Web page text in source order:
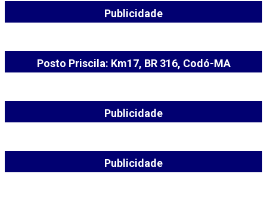
Publicidade
Posto Priscila: Km17, BR 316, Codó-MA
Publicidade
Publicidade